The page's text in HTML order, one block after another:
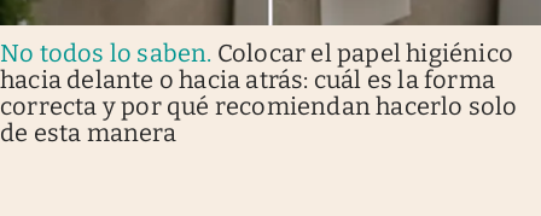
No todos lo saben. Colocar el papel higiénico
hacia delante o hacia atrás: cuál es la forma
correcta y por qué recomiendan hacerlo solo
de esta manera